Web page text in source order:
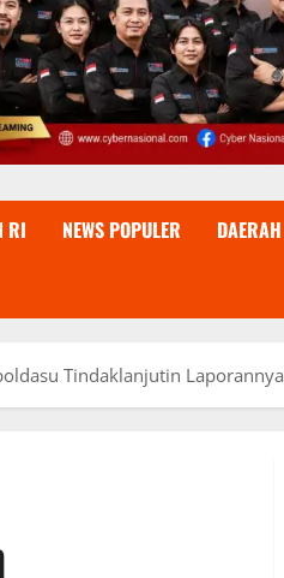
RI NEWS POPULER DAERAH
Tindaklanjutin Laporannya